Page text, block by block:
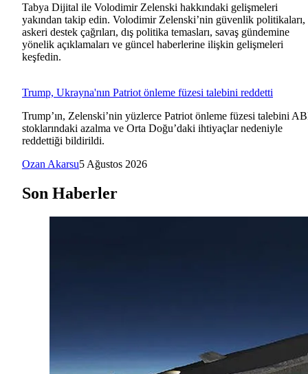
Tabya Dijital ile Volodimir Zelenski hakkındaki gelişmeleri
yakından takip edin. Volodimir Zelenski’nin güvenlik politikaları,
askeri destek çağrıları, dış politika temasları, savaş gündemine
yönelik açıklamaları ve güncel haberlerine ilişkin gelişmeleri
keşfedin.
Trump, Ukrayna'nın Patriot önleme füzesi talebini reddetti
Trump’ın, Zelenski’nin yüzlerce Patriot önleme füzesi talebini
stoklarındaki azalma ve Orta Doğu’daki ihtiyaçlar nedeniyle
reddettiği bildirildi.
Ozan Akarsu5 Ağustos 2026
Son Haberler